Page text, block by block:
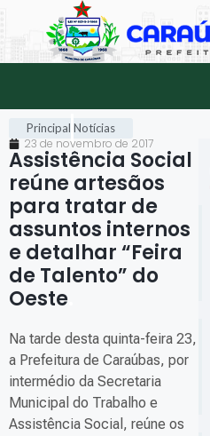
Principal Notícias
23 de novembro de 2017
Assistência Social
reúne artesãos
para tratar de
assuntos internos
e detalhar “Feira
de Talento” do
Oeste
Na tarde desta quinta-feira 23,
a Prefeitura de Caraúbas, por
intermédio da Secretaria
Municipal do Trabalho e
Assistência Social, reúne os